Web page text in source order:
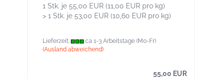
1 Stk. je 55,00 EUR (11,00 EUR pro kg)
> 1 Stk. je 53,00 EUR (10,60 EUR pro kg)
Lieferzeit:
ca 1-3 Arbeitstage (Mo-Fr)
(Ausland abweichend)
55,00 EUR